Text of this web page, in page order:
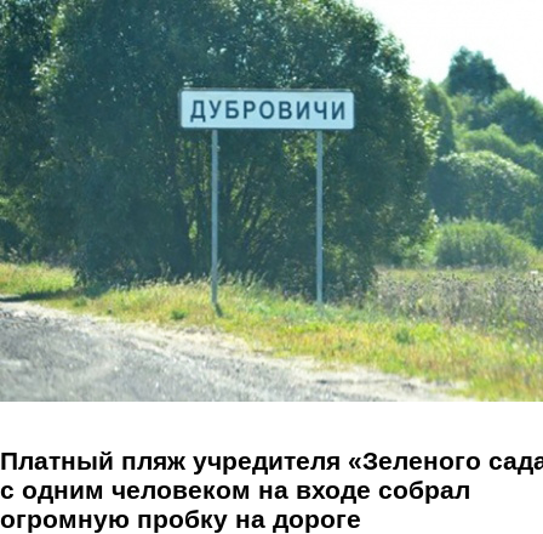
Перейти к основному содержанию
Платный пляж учредителя «Зеленого
с одним человеком на входе собрал
огромную пробку на дороге